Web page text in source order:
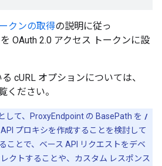
クンの取得の説明に従っ
を OAuth 2.0 アクセス トークンに設
cURL オプションについては、
ください。
として、ProxyEndpoint の BasePath を /
プロキシを作成することを検討して
ことで、ベース API リクエストをデベ
クトすることや、カスタム レスポンス